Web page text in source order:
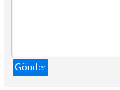
Gönder